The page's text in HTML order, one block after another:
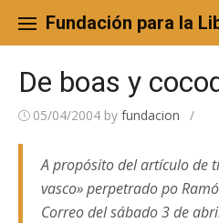
content
Fundación para la
De boas y
05/04/2004 by fundacion /
A propósito del artículo de
vasco» perpetrado po
Correo del sábado 3 de